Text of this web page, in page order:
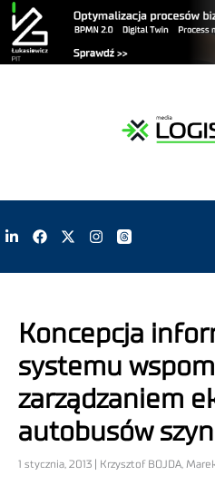
Koncepcja
systemu
zarządzaniem
autobusów
1 stycznia, 2013 | Krzysztof BOJDA,